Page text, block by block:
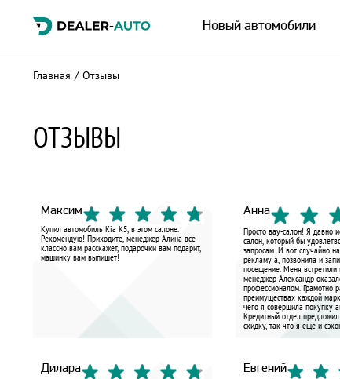
Новый автомобили
Главная / Отзывы
ОТЗЫВЫ
Максим
Купил автомобиль Kia K5, в этом салоне.
Рекомендую! Приходите, менеджер Алина все
классно вам расскажет, подарочки вам подарит,
машинку вам выпишет!
Анна
Просто вау-салон! Я давно
салон, который бы
запросам. И вот случайно
рекламу а, позвонила и
посещение. Меня встретили
менеджер Александр
профессионалом. Грамотно
преимуществах каждой
чего я совершила покупку
Кредитный отдел
скидку, так что я еще и
Дилара Евгений